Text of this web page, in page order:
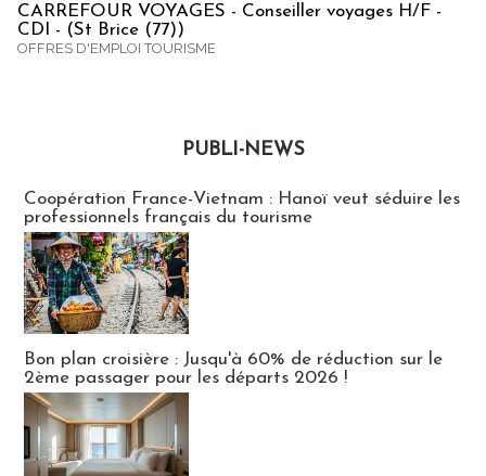
CARREFOUR VOYAGES - Conseiller voyages H/F -
CDI - (St Brice (77))
OFFRES D'EMPLOI TOURISME
PUBLI-NEWS
Coopération France-Vietnam : Hanoï veut séduire les
professionnels français du tourisme
Bon plan croisière : Jusqu'à 60% de réduction sur le
2ème passager pour les départs 2026 !